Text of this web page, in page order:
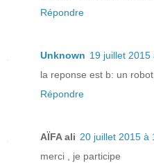
Répondre
Unknown 19 juillet 2015
la reponse est b: un
Répondre
AÏFA ali 20 juillet 2015 à
merci , je participe